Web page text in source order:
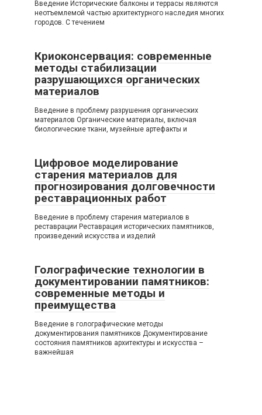
Введение Исторические балконы и террасы являются
неотъемлемой частью архитектурного наследия многих
городов. С течением
Криоконсервация: современные
методы стабилизации
разрушающихся органических
материалов
Введение в проблему разрушения органических
материалов Органические материалы, включая
биологические ткани, музейные артефакты и
Цифровое моделирование
старения материалов для
прогнозирования долговечности
реставрационных работ
Введение в проблему старения материалов в
реставрации Реставрация исторических памятников,
произведений искусства и изделий
Голографические технологии в
документировании памятников:
современные методы и
преимущества
Введение в голографические методы
документирования памятников Документирование
состояния памятников архитектуры и искусства –
важнейшая